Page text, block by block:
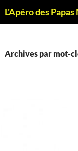
L'Apéro des
Archives par mot-